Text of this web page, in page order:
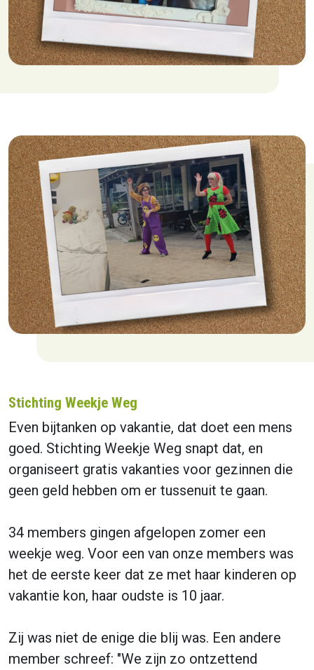
Stichting Weekje Weg
Even bijtanken op vakantie, dat doet een mens
goed. Stichting Weekje Weg snapt dat, en
organiseert gratis vakanties voor gezinnen die
geen geld hebben om er tussenuit te gaan.
34 members gingen afgelopen zomer een
weekje weg. Voor een van onze members was
het de eerste keer dat ze met haar kinderen op
vakantie kon, haar oudste is 10 jaar.
Zij was niet de enige die blij was. Een andere
member schreef: "We zijn zo ontzettend